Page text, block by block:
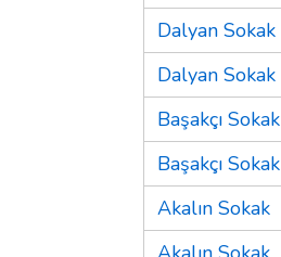
Dalyan Sokak
Dalyan Sokak
Başakçı Sokak
Başakçı Sokak
Akalın Sokak